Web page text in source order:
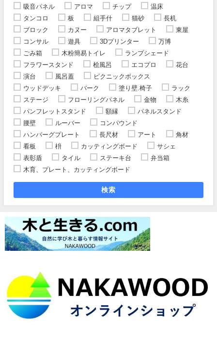
吸音パネル
アロマ チップ
温床
タンコロ
板 組手什 猫砂
長机
ブロック
カヌー アロマタブレット
東屋
コンサル
遊具 3Dプリンター
万博
ごみ箱
木粉簡易トイレ
ランプシェード
フラワースタンド
桧風呂 エコプロ
花台
演台
風呂蓋
ピクニックボックス
ウッドデッキ
バーク 塗り壁.椅子
ラック
ステージ
フローリングパネル 金物
木糸
パンフレットスタンド
額縁
パネルスタンド
腰壁
ルーバー
コンパウンド
ハンバーグプレート
長尺材 アート
角材
看板
枡 カッティングボード
サシェ
表彰盾
タイル ステーキ台
弁当箱
木育、プレート、カッティングボード
検索